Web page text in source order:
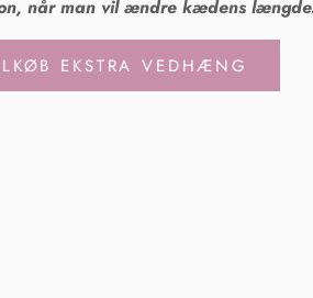
når man vil ændre kædens
EKSTRA VEDHÆNG